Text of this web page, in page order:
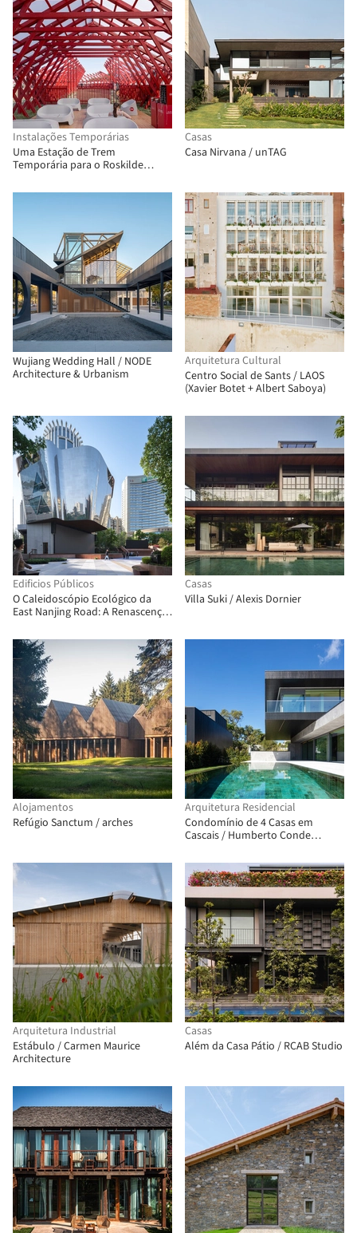
Instalações Temporárias
Uma Estação de Trem
Temporária para o Roskilde
Casas
Casa Nirvana / unTAG
Wujiang Wedding Hall / NODE
Architecture & Urbanism
Arquitetura Cultural
Centro Social de Sants / LAOS
(Xavier Botet + Albert Saboya)
Edificios Públicos
O Caleidoscópio Ecológico da
East Nanjing Road: A Renascença
Casas
Villa Suki / Alexis Dornier
Alojamentos
Refúgio Sanctum / arches
Arquitetura Residencial
Condomínio de 4 Casas em
Cascais / Humberto Conde
Arquitetura Industrial
Estábulo / Carmen Maurice
Architecture
Casas
Além da Casa Pátio / RCAB Studio